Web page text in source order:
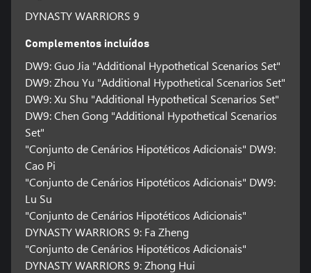
DYNASTY WARRIORS 9
Complementos incluídos
DW9: Guo Jia "Additional Hypothetical Scenarios Set"
DW9: Zhou Yu "Additional Hypothetical Scenarios Set"
DW9: Xu Shu "Additional Hypothetical Scenarios Set"
DW9: Chen Gong "Additional Hypothetical Scenarios
Set"
"Conjunto de Cenários Hipotéticos Adicionais" DW9:
Cao Pi
"Conjunto de Cenários Hipotéticos Adicionais" DW9:
Lu Su
"Conjunto de Cenários Hipotéticos Adicionais"
DYNASTY WARRIORS 9: Fa Zheng
"Conjunto de Cenários Hipotéticos Adicionais"
DYNASTY WARRIORS 9: Zhong Hui